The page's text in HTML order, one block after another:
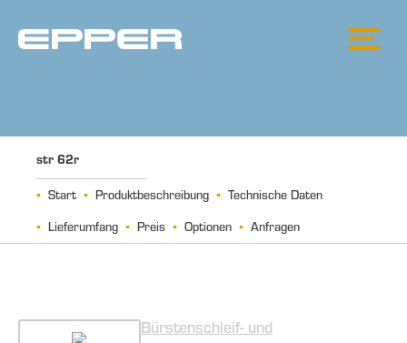
str 62r
Start Produktbeschreibung
Technische Daten
Lieferumfang
Preis Optionen Anfragen
Bürstenschleif- und